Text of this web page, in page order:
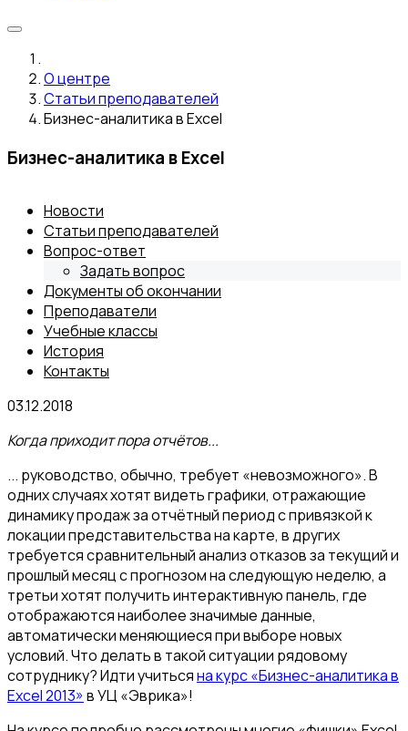
О центре
Статьи преподавателей
Бизнес-аналитика в Excel
Бизнес-аналитика в Excel
Новости
Статьи преподавателей
Вопрос-ответ
Задать вопрос
Документы об окончании
Преподаватели
Учебные классы
История
Контакты
03.12.2018
Когда приходит пора отчётов...
... руководство, обычно, требует «невозможного». В
одних случаях хотят видеть графики, отражающие
динамику продаж за отчётный период с привязкой к
локации представительства на карте, в других
требуется сравнительный анализ отказов за текущий и
прошлый месяц с прогнозом на следующую неделю, а
третьи хотят получить интерактивную панель, где
отображаются наиболее значимые данные,
автоматически меняющиеся при выборе новых
условий. Что делать в такой ситуации рядовому
сотруднику? Идти учитьсяна курс «Бизнес-аналитика в
Excel 2013»в УЦ «Эврика»!